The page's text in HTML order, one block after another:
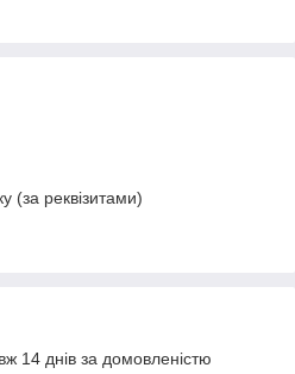
(за реквізитами)
14 днів за домовленістю